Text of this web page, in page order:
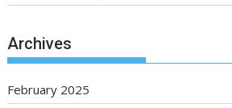
Archives
February 2025